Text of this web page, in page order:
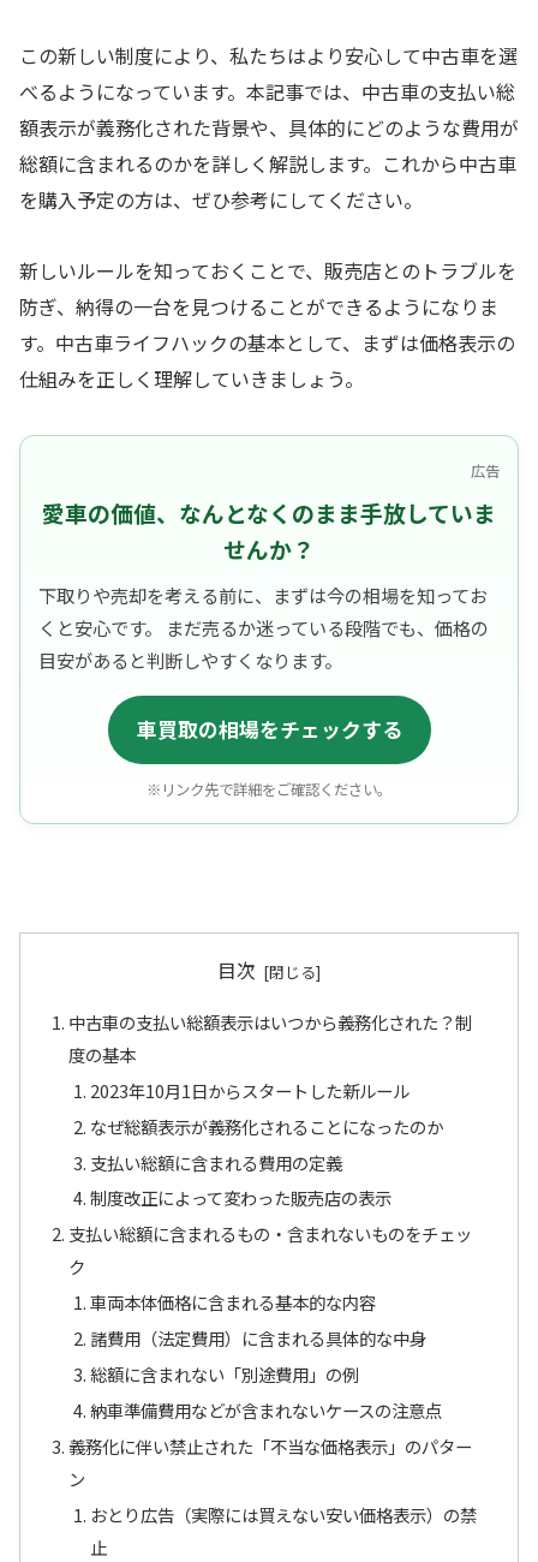
この新しい制度により、私たちはより安心して中古車を選
べるようになっています。本記事では、中古車の支払い総
額表示が義務化された背景や、具体的にどのような費用が
総額に含まれるのかを詳しく解説します。これから中古車
を購入予定の方は、ぜひ参考にしてください。
新しいルールを知っておくことで、販売店とのトラブルを
防ぎ、納得の一台を見つけることができるようになりま
す。中古車ライフハックの基本として、まずは価格表示の
仕組みを正しく理解していきましょう。
広告
愛車の価値、なんとなくのまま手放していま
せんか？
下取りや売却を考える前に、まずは今の相場を知ってお
くと安心です。 まだ売るか迷っている段階でも、価格の
目安があると判断しやすくなります。
車買取の相場をチェックする
※リンク先で詳細をご確認ください。
目次
中古車の支払い総額表示はいつから義務化された？制
度の基本
2023年10月1日からスタートした新ルール
なぜ総額表示が義務化されることになったのか
支払い総額に含まれる費用の定義
制度改正によって変わった販売店の表示
支払い総額に含まれるもの・含まれないものをチェッ
ク
車両本体価格に含まれる基本的な内容
諸費用（法定費用）に含まれる具体的な中身
総額に含まれない「別途費用」の例
納車準備費用などが含まれないケースの注意点
義務化に伴い禁止された「不当な価格表示」のパター
ン
おとり広告（実際には買えない安い価格表示）の禁
止